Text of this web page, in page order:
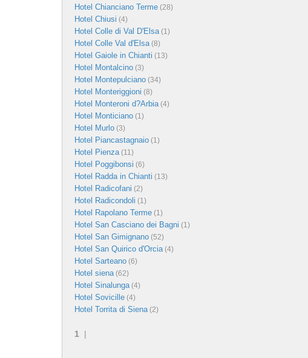
Hotel Chianciano Terme (28)
Hotel Chiusi (4)
Hotel Colle di Val D'Elsa(1)
Hotel Colle Val d'Elsa(8)
Hotel Gaiole in Chianti (13)
Hotel Montalcino (3)
Hotel Montepulciano (34)
Hotel Monteriggioni (8)
Hotel Monteroni d?Arbia(4)
Hotel Monticiano (1)
Hotel Murlo (3)
Hotel Piancastagnaio (1)
Hotel Pienza(11)
Hotel Poggibonsi (6)
Hotel Radda in Chianti (13)
Hotel Radicofani (2)
Hotel Radicondoli (1)
Hotel Rapolano Terme (1)
Hotel San Casciano dei Bagni (1)
Hotel San Gimignano (52)
Hotel San Quirico d'Orcia(4)
Hotel Sarteano (6)
Hotel siena(62)
Hotel Sinalunga(4)
Hotel Sovicille (4)
Hotel Torrita di Siena(2)
1 |